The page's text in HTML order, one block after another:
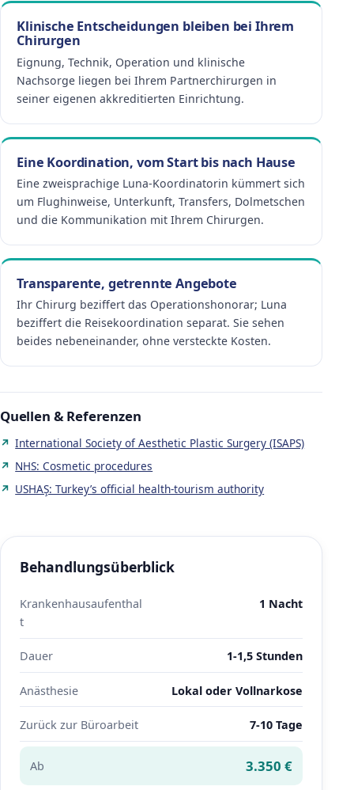
Klinische Entscheidungen bleiben bei Ihrem
Chirurgen
Eignung, Technik, Operation und klinische
Nachsorge liegen bei Ihrem Partnerchirurgen in
seiner eigenen akkreditierten Einrichtung.
Eine Koordination, vom Start bis nach Hause
Eine zweisprachige Luna-Koordinatorin kümmert sich
um Flughinweise, Unterkunft, Transfers, Dolmetschen
und die Kommunikation mit Ihrem Chirurgen.
Transparente, getrennte Angebote
Ihr Chirurg beziffert das Operationshonorar; Luna
beziffert die Reisekoordination separat. Sie sehen
beides nebeneinander, ohne versteckte Kosten.
Quellen & Referenzen
International Society of Aesthetic Plastic Surgery (ISAPS)
NHS: Cosmetic procedures
USHAŞ: Turkey’s official health-tourism authority
Behandlungsüberblick
Krankenhausaufenthal
t
1 Nacht
Dauer 1-1,5 Stunden
Anästhesie Lokal oder Vollnarkose
Zurück zur Büroarbeit 7-10 Tage
Ab 3.350 €